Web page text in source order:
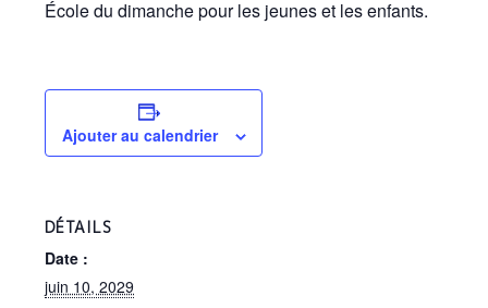
École du dimanche pour les jeunes et les enfants.
Ajouter au calendrier
DÉTAILS
Date :
juin 10, 2029